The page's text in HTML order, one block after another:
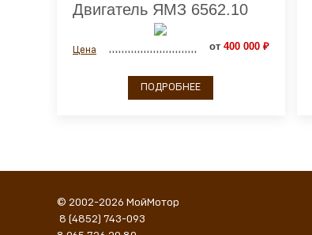
Двигатель ЯМЗ 6562.10
Цена от400 000 ₽
ПОДРОБНЕЕ
© 2002-2026 МойМотор
8 (4852) 743-093